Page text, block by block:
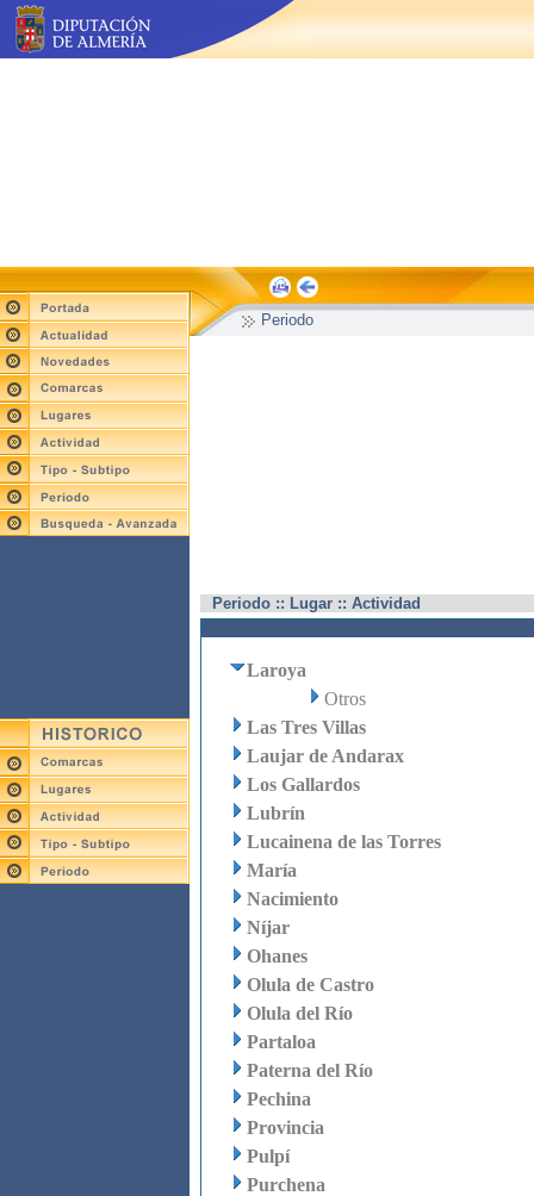
Periodo
Periodo :: Lugar :: Actividad
Laroya
Otros
Las Tres Villas
Laujar de Andarax
Los Gallardos
Lubrín
Lucainena de las Torres
María
Nacimiento
Níjar
Ohanes
Olula de Castro
Olula del Río
Partaloa
Paterna del Río
Pechina
Provincia
Pulpí
Purchena